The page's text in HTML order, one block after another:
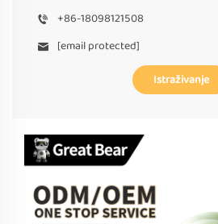
+86-18098121508
[email protected]
Istraživanje